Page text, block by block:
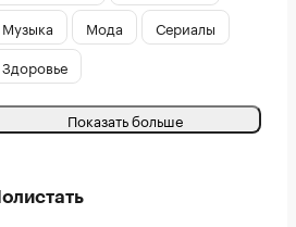
Музыка
Мода
Сериалы
Здоровье
Показать больше